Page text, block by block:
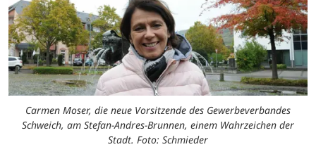
Carmen Moser, die neue Vorsitzende des Gewerbeverbandes
Schweich, am Stefan-Andres-Brunnen, einem Wahrzeichen der
Stadt. Foto: Schmieder